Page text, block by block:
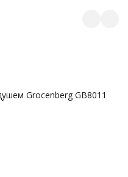
Grocenberg GB8011